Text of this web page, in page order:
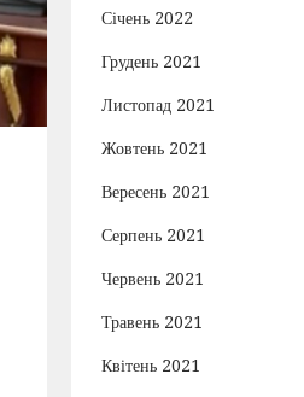
Січень 2022
Грудень 2021
Листопад 2021
Жовтень 2021
Вересень 2021
Серпень 2021
Червень 2021
Травень 2021
Квітень 2021